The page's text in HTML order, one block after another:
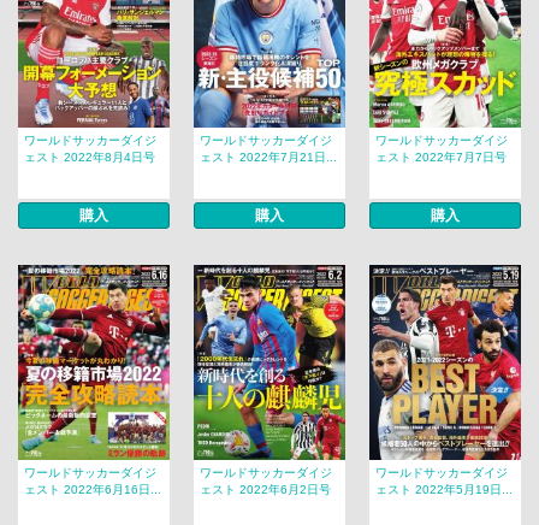
ワールドサッカーダイジ
ェスト 2022年8月4日号
購入
ワールドサッカーダイジ
ェスト 2022年7月21日...
購入
ワールドサッカーダイジ
ェスト 2022年7月7日号
購入
ワールドサッカーダイジ
ェスト 2022年6月16日...
ワールドサッカーダイジ
ェスト 2022年6月2日号
ワールドサッカーダイジ
ェスト 2022年5月19日...